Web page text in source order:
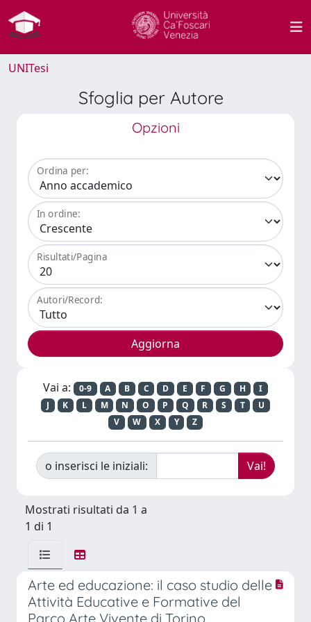
UNITesi
Sfoglia per Autore
Opzioni
Ordina per:
In ordine:
Risultati/Pagina
Autori/Record:
Vai a: 0-9 A B C D E F G H
I
J
K L M N O P Q R S T
U
V
W X Y Z
o inserisci le iniziali:
Mostrati risultati da 1 a
1 di 1
Arte ed educazione: il caso studio delle
Attività Educative e Formative del
Parco Arte Vivente di Torino